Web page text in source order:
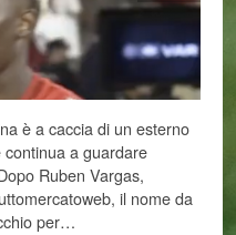
è a caccia di un esterno
continua a guardare
Ruben Vargas,
il nome da
per…